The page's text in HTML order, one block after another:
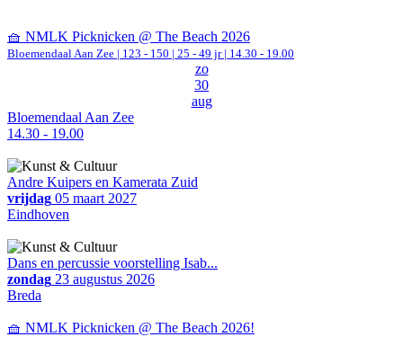
🧺 NMLK Picknicken @ The Beach 2026
Bloemendaal Aan Zee | 123 - 150 | 25 - 49 jr | 14.30 - 19.00
zo
30
aug
Bloemendaal Aan Zee
14.30 - 19.00
Andre Kuipers en Kamerata Zuid
vrijdag 05 maart 2027
Eindhoven
Dans en percussie voorstelling Isab...
zondag 23 augustus 2026
Breda
🧺 NMLK Picknicken @ The Beach 2026!